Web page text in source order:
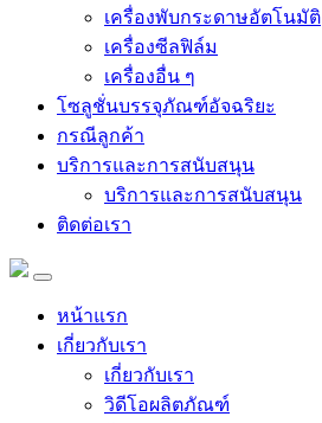
เครื่องพับกระดาษอัตโนมัติ
เครื่องซีลฟิล์ม
เครื่องอื่น ๆ
โซลูชั่นบรรจุภัณฑ์อัจฉริยะ
กรณีลูกค้า
บริการและการสนับสนุน
บริการและการสนับสนุน
ติดต่อเรา
หน้าแรก
เกี่ยวกับเรา
เกี่ยวกับเรา
วิดีโอผลิตภัณฑ์